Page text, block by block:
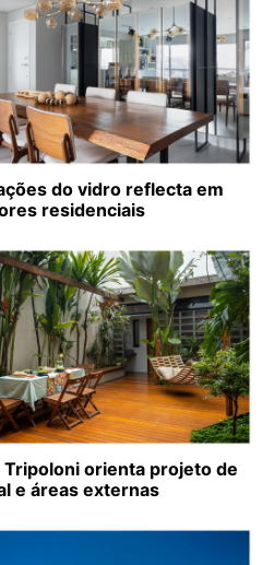
do vidro reflecta em
residenciais
Tripoloni orienta projeto de
e áreas externas